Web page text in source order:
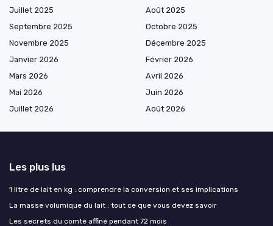
Juillet 2025
Août 2025
Septembre 2025
Octobre 2025
Novembre 2025
Décembre 2025
Janvier 2026
Février 2026
Mars 2026
Avril 2026
Mai 2026
Juin 2026
Juillet 2026
Août 2026
Les plus lus
1 litre de lait en kg : comprendre la conversion et ses implications
La masse volumique du lait : tout ce que vous devez savoir
Les secrets du comté affiné pendant 72 mois